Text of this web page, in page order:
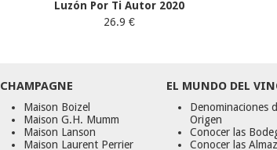
Luzón Por Ti Autor 2020
26.9 €
CHAMPAGNE
Maison Boizel
Maison G.H. Mumm
Maison Lanson
Maison Laurent Perrier
EL MUNDO DEL
Denominaciones
Origen
Conocer las
Conocer las